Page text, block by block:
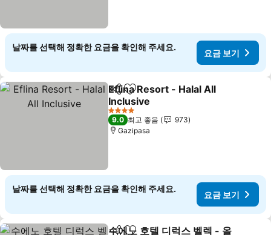
날짜를 선택해 정확한 요금을 확인해 주세요.
요금 보기
공유 즐겨찾기에 추가
Eflina Resort - Halal All
Inclusive
4 성급
9.0 최고 좋음
973
Gazipasa
날짜를 선택해 정확한 요금을 확인해 주세요.
요금 보기
수에노 호텔 디럭스 벨렉 - 올